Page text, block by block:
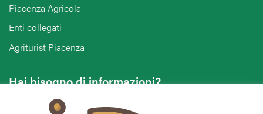
Piacenza Agricola
Enti collegati
Agriturist Piacenza
Hai bisogno di informazioni?
Vuoi contattarci per ricevere assistenza, lasciare un